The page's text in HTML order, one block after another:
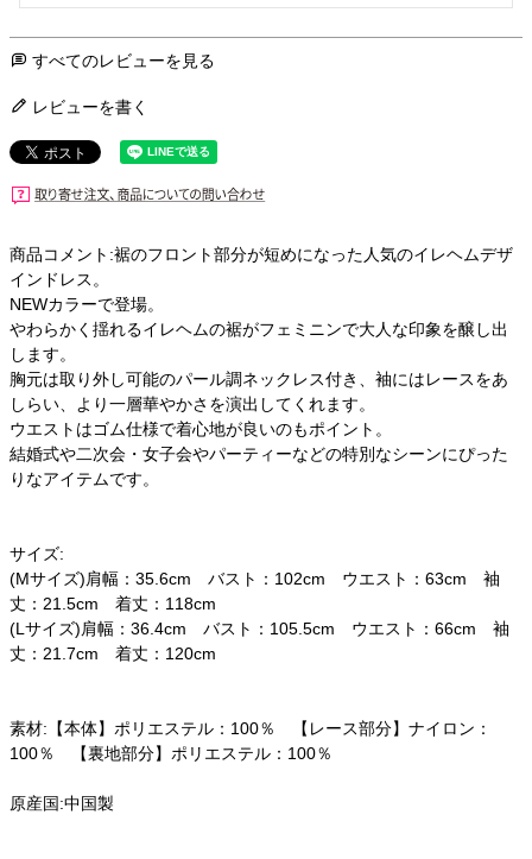
すべてのレビューを見る
レビューを書く
商品コメント:裾のフロント部分が短めになった人気のイレヘムデザ
インドレス。
NEWカラーで登場。
やわらかく揺れるイレヘムの裾がフェミニンで大人な印象を醸し出
します。
胸元は取り外し可能のパール調ネックレス付き、袖にはレースをあ
しらい、より一層華やかさを演出してくれます。
ウエストはゴム仕様で着心地が良いのもポイント。
結婚式や二次会・女子会やパーティーなどの特別なシーンにぴった
りなアイテムです。
サイズ:
(Mサイズ)肩幅：35.6cm バスト：102cm ウエスト：63cm 袖
丈：21.5cm 着丈：118cm
(Lサイズ)肩幅：36.4cm バスト：105.5cm ウエスト：66cm 袖
丈：21.7cm 着丈：120cm
素材:【本体】ポリエステル：100％ 【レース部分】ナイロン：
100％ 【裏地部分】ポリエステル：100％
原産国:中国製